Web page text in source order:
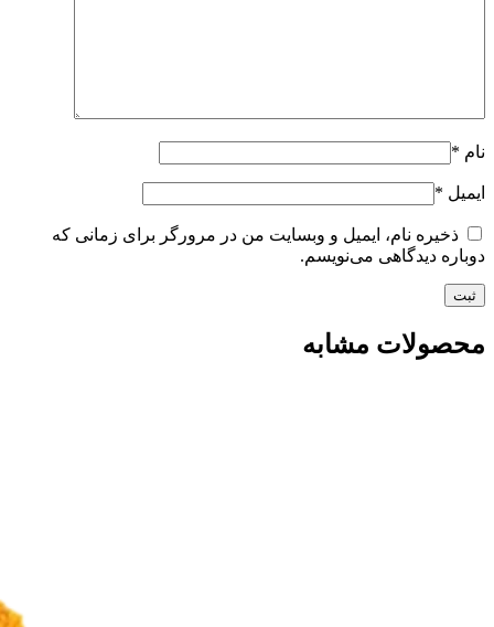
نام *
ایمیل *
ذخیره نام، ایمیل و وبسایت من در مرورگر برای زمانی که
دوباره دیدگاهی می‌نویسم.
محصولات مشابه